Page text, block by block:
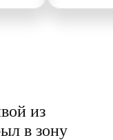
из
в зону